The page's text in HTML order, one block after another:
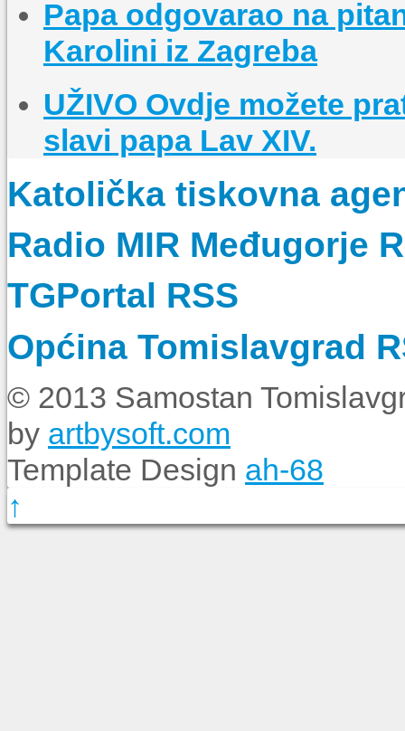
Papa odgovarao na
Karolini iz Zagreba
UŽIVO Ovdje možete
slavi papa Lav XIV.
Katolička tiskovna
Radio MIR Međugorje
TGPortal RSS
Općina Tomislavgrad
© 2013 Samostan
by artbysoft.com
Template Design ah-68
↑